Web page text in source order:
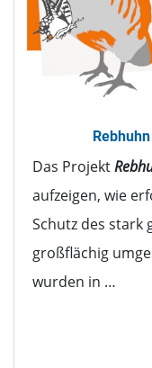
Das Projekt
aufzeigen, wie
Schutz des stark
großflächig
wurden in …